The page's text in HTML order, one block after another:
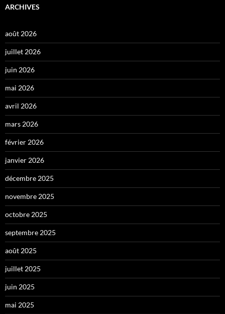
ARCHIVES
août 2026
juillet 2026
juin 2026
mai 2026
avril 2026
mars 2026
février 2026
janvier 2026
décembre 2025
novembre 2025
octobre 2025
septembre 2025
août 2025
juillet 2025
juin 2025
mai 2025